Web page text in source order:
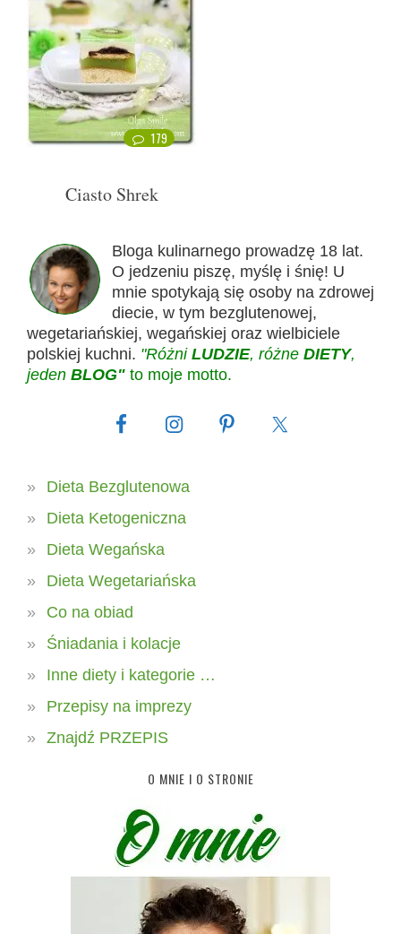
179
Ciasto Shrek
Bloga kulinarnego prowadzę 18 lat.
O jedzeniu piszę, myślę i śnię! U
mnie spotykają się osoby na zdrowej
diecie, w tym bezglutenowej,
wegetariańskiej, wegańskiej oraz wielbiciele
polskiej kuchni. "Różni LUDZIE, różne DIETY,
jeden BLOG" to moje motto.
Dieta Bezglutenowa
Dieta Ketogeniczna
Dieta Wegańska
Dieta Wegetariańska
Co na obiad
Śniadania i kolacje
Inne diety i kategorie …
Przepisy na imprezy
Znajdź PRZEPIS
O MNIE I O STRONIE